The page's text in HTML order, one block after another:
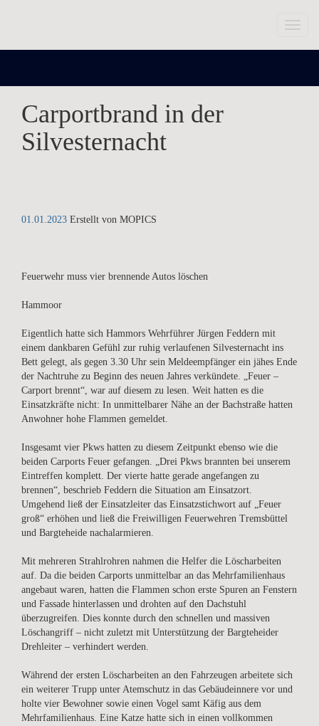
Toggle
Carportbrand in der
Silvesternacht
01.01.2023 Erstellt von MOPICS
Feuerwehr muss vier brennende Autos löschen
Hammoor
Eigentlich hatte sich Hammors Wehrführer Jürgen Feddern mit
einem dankbaren Gefühl zur ruhig verlaufenen Silvesternacht ins
Bett gelegt, als gegen 3.30 Uhr sein Meldeempfänger ein jähes Ende
der Nachtruhe zu Beginn des neuen Jahres verkündete. „Feuer –
Carport brennt“, war auf diesem zu lesen. Weit hatten es die
Einsatzkräfte nicht: In unmittelbarer Nähe an der Bachstraße hatten
Anwohner hohe Flammen gemeldet.
Insgesamt vier Pkws hatten zu diesem Zeitpunkt ebenso wie die
beiden Carports Feuer gefangen. „Drei Pkws brannten bei unserem
Eintreffen komplett. Der vierte hatte gerade angefangen zu
brennen“, beschrieb Feddern die Situation am Einsatzort.
Umgehend ließ der Einsatzleiter das Einsatzstichwort auf „Feuer
groß“ erhöhen und ließ die Freiwilligen Feuerwehren Tremsbüttel
und Bargteheide nachalarmieren.
Mit mehreren Strahlrohren nahmen die Helfer die Löscharbeiten
auf. Da die beiden Carports unmittelbar an das Mehrfamilienhaus
angebaut waren, hatten die Flammen schon erste Spuren an Fenstern
und Fassade hinterlassen und drohten auf den Dachstuhl
überzugreifen. Dies konnte durch den schnellen und massiven
Löschangriff – nicht zuletzt mit Unterstützung der Bargteheider
Drehleiter – verhindert werden.
Während der ersten Löscharbeiten an den Fahrzeugen arbeitete sich
ein weiterer Trupp unter Atemschutz in das Gebäudeinnere vor und
holte vier Bewohner sowie einen Vogel samt Käfig aus dem
Mehrfamilienhaus. Eine Katze hatte sich in einen vollkommen